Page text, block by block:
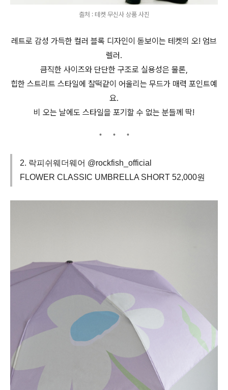
출처 : 테켓 무신사 상품 사진
레트로 감성 가득한 컬러 블록 디자인이 돋보이는 테켓의 오! 엄브
렐러.
큼직한 사이즈와 단단한 구조로 실용성은 물론,
힙한 스트리트 스타일에 찰떡같이 어울리는 무드가 매력 포인트예
요.
비 오는 날에도 스타일을 포기할 수 없는 분들께 딱!
2. 락피쉬웨더웨어 @rockfish_official
FLOWER CLASSIC UMBRELLA SHORT 52,000원